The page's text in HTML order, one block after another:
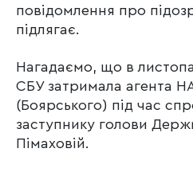
повідомлення про
підлягає.
Нагадаємо, що в
СБУ затримала агента
(Боярського) під час
заступнику голови
Пімаховій.